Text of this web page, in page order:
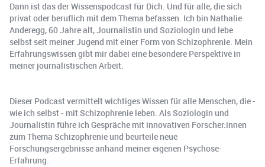
Dann ist das der Wissenspodcast für Dich. Und für alle, die sich
privat oder beruflich mit dem Thema befassen. Ich bin Nathalie
Anderegg, 60 Jahre alt, Journalistin und Soziologin und lebe
selbst seit meiner Jugend mit einer Form von Schizophrenie. Mein
Erfahrungswissen gibt mir dabei eine besondere Perspektive in
meiner journalistischen Arbeit.
Dieser Podcast vermittelt wichtiges Wissen für alle Menschen, die -
wie ich selbst - mit Schizophrenie leben. Als Soziologin und
Journalistin führe ich Gespräche mit innovativen Forscher:innen
zum Thema Schizophrenie und beurteile neue
Forschungsergebnisse anhand meiner eigenen Psychose-
Erfahrung.